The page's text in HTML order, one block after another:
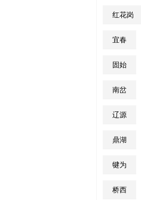
红花岗
宜春
固始
南岔
辽源
鼎湖
犍为
桥西